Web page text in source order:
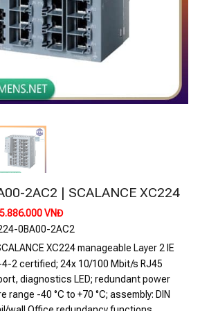
2AC2 | SCALANCE XC224
VNĐ.
VNĐGiá
tại
là:
35.886.000 VNĐ.
0BA00-2AC2
XC224 manageable Layer 2 IE
2 certified; 24x 10/100 Mbit/s RJ45
diagnostics LED; redundant power
range -40 °C to +70 °C; assembly: DIN